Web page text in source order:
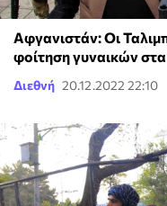
Αφγανιστάν: Οι
φοίτηση γυναικών
Διεθνή 20.12.2022 22:10